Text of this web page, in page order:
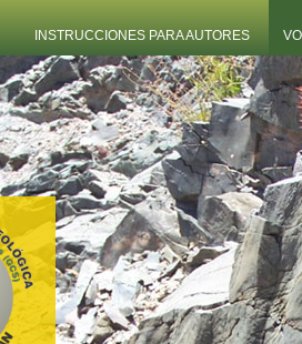
INSTRUCCIONES PARA AUTORES